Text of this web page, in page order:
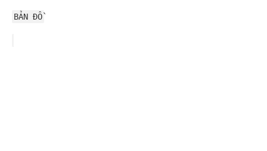
BẢN ĐỒ